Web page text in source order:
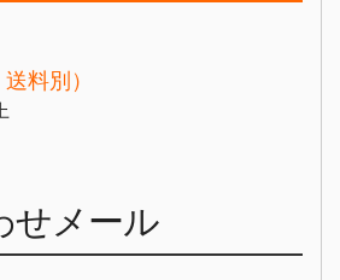
料別）
せメール